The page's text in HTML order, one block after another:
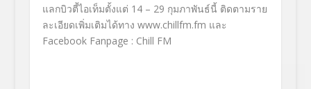
แลกบิวตี้ไอเท็มตั้งแต่ 14 – 29 กุมภาพันธ์นี้ ติดตามราย
ละเอียดเพิ่มเติมได้ทาง www.chillfm.fm และ
Facebook Fanpage : Chill FM